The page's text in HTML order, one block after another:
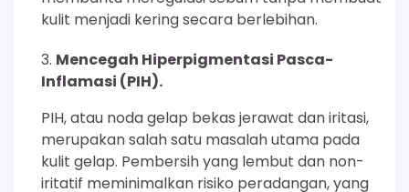
kulit menjadi kering secara berlebihan.
Mencegah Hiperpigmentasi Pasca-
Inflamasi (PIH).
PIH, atau noda gelap bekas jerawat dan iritasi,
merupakan salah satu masalah utama pada
kulit gelap. Pembersih yang lembut dan non-
iritatif meminimalkan risiko peradangan, yang